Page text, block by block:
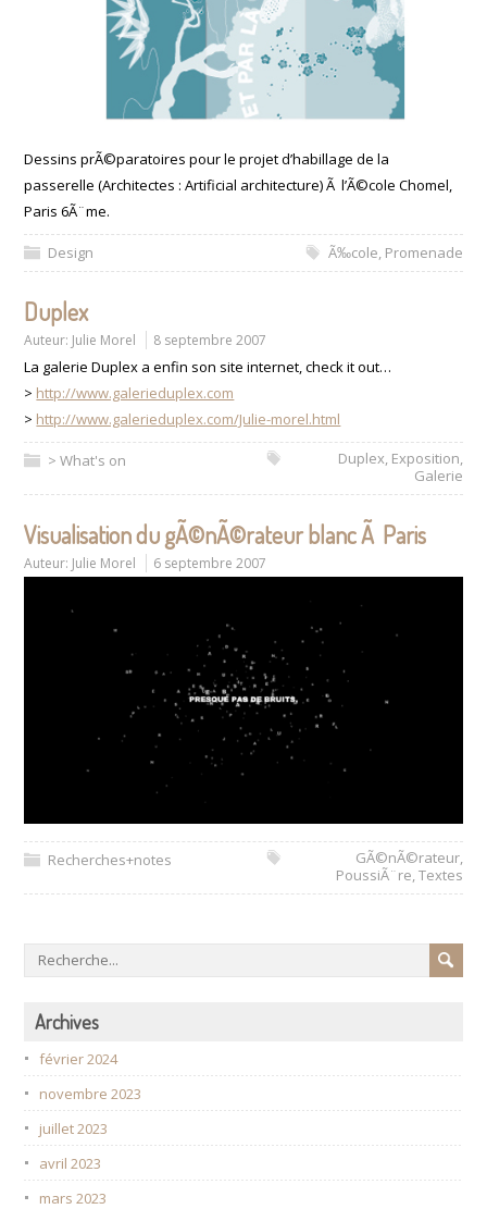
Dessins prÃ©paratoires pour le projet d’habillage de la
passerelle (Architectes : Artificial architecture) Ã l’Ã©cole Chomel,
Paris 6Ã¨me.
Design Ã‰cole, Promenade
Duplex
Auteur: Julie Morel 8 septembre 2007
La galerie Duplex a enfin son site internet, check it out…
> http://www.galerieduplex.com
> http://www.galerieduplex.com/Julie-morel.html
> What's on Duplex, Exposition,
Galerie
Visualisation du gÃ©nÃ©rateur blanc Ã Paris
Auteur: Julie Morel 6 septembre 2007
Recherches+notes GÃ©nÃ©rateur,
PoussiÃ¨re,Textes
Archives
février 2024
novembre 2023
juillet 2023
avril 2023
mars 2023